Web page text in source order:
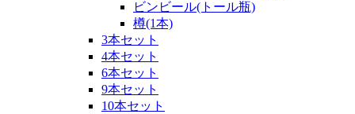
ビンビール(トール瓶)
樽(1本)
3本セット
4本セット
6本セット
9本セット
10本セット